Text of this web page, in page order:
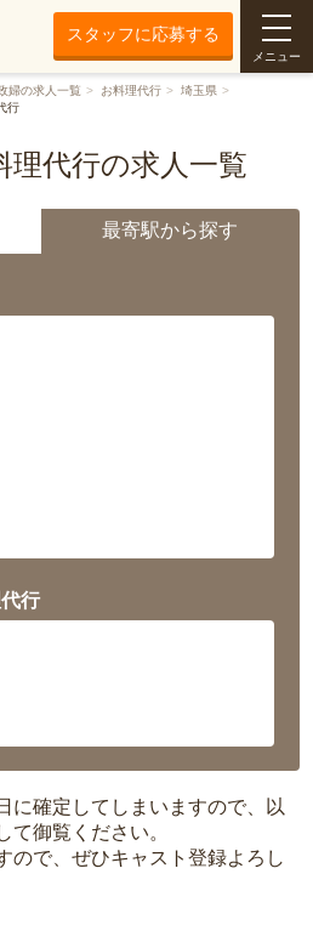
スタッフに応募する
メニュー
婦の求人一覧 お料理代行
埼玉県
行
理代行の求人一覧
最寄駅から探す
行
に確定してしまいますので、以
て御覧ください。
ので、ぜひキャスト登録よろし